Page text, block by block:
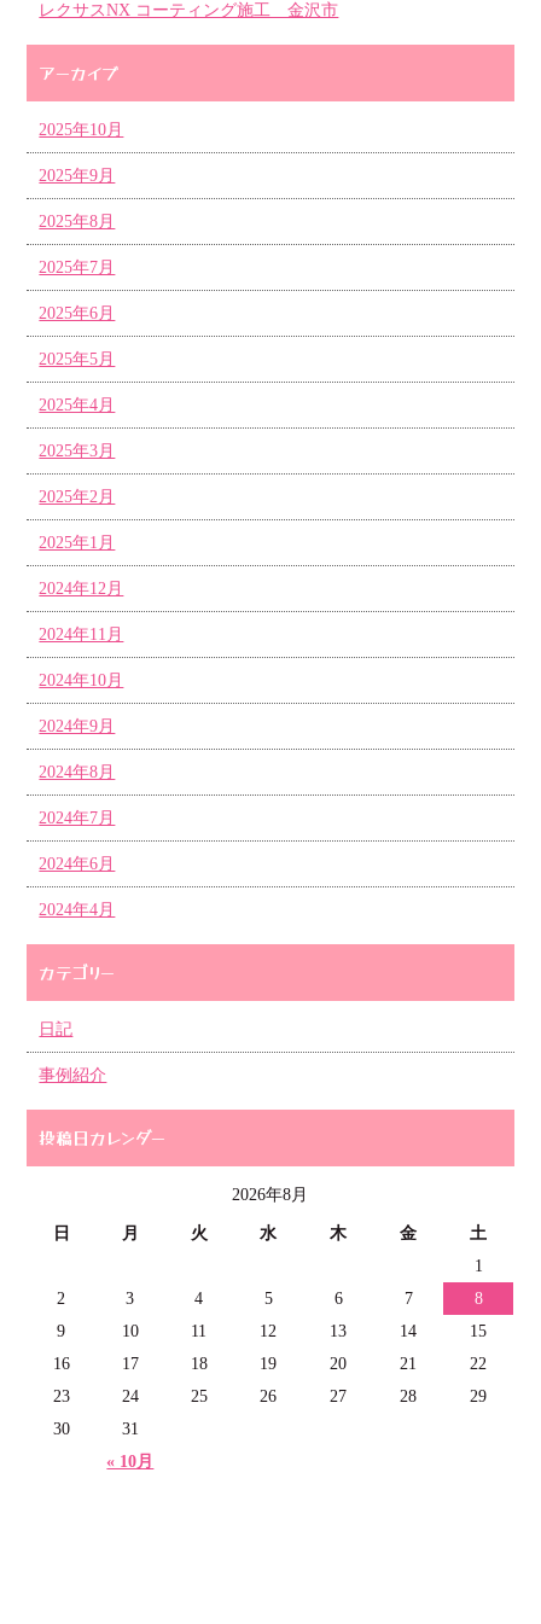
レクサスNX コーティング施工 金沢市
アーカイブ
2025年10月
2025年9月
2025年8月
2025年7月
2025年6月
2025年5月
2025年4月
2025年3月
2025年2月
2025年1月
2024年12月
2024年11月
2024年10月
2024年9月
2024年8月
2024年7月
2024年6月
2024年4月
カテゴリー
日記
事例紹介
投稿日カレンダー
2026年8月
日 月 火 水 木 金 土
« 10月
1
2
3 4 5 6 7
8
9
10 11 12 13 14
15
16
17 18 19 20 21
22
23
24 25 26 27 28
29
30
31